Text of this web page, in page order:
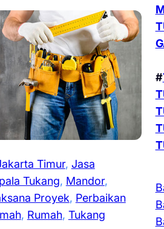
Timur, Jasa
Tukang, Mandor
Proyek, Perbaikan
, Rumah, Tukang
#